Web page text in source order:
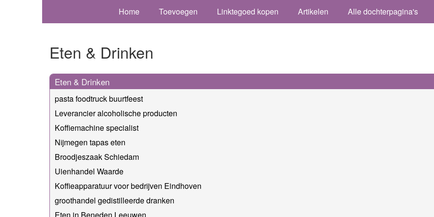
Home Toevoegen Linktegoed kopen Artikelen Alle dochterpagina's
Eten & Drinken
Eten & Drinken
pasta foodtruck buurtfeest
Leverancier alcoholische producten
Koffiemachine specialist
Nijmegen tapas eten
Broodjeszaak Schiedam
Uienhandel Waarde
Koffieapparatuur voor bedrijven Eindhoven
groothandel gedistilleerde dranken
Eten in Beneden Leeuwen